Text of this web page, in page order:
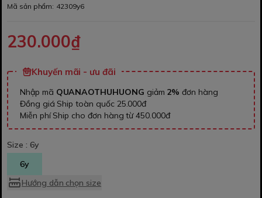
Mã sản phẩm: 42309y6
230.000₫
Khuyến mãi - ưu đãi
Nhập mã QUANAOTHUHUONG giảm 2% đơn hàng
Đồng giá Ship toàn quốc 25.000đ
Miễn phí Ship cho đơn hàng từ 450.000đ
Size : 6y
6y
Hướng dẫn chọn size